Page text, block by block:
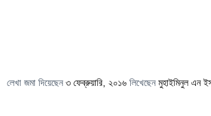
লেখা জমা দিয়েছেন ৩ ফেব্রুয়ারি, ২০১৬ লিখেছেন মুহাইমিনুল এন